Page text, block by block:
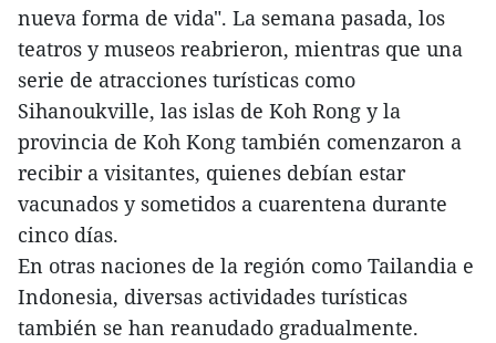
nueva forma de vida". La semana pasada, los
teatros y museos reabrieron, mientras que una
serie de atracciones turísticas como
Sihanoukville, las islas de Koh Rong y la
provincia de Koh Kong también comenzaron a
recibir a visitantes, quienes debían estar
vacunados y sometidos a cuarentena durante
cinco días.
En otras naciones de la región como Tailandia e
Indonesia, diversas actividades turísticas
también se han reanudado gradualmente.